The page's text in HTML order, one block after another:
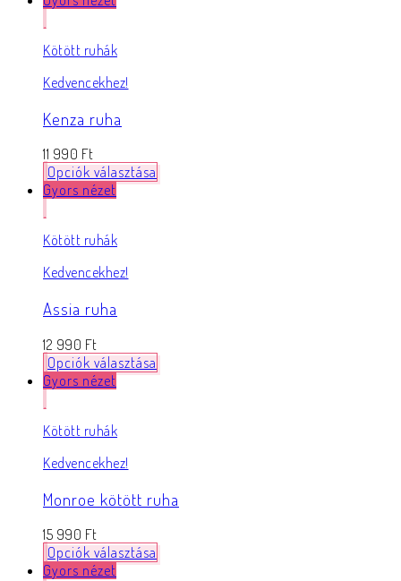
Kötött ruhák
Kedvencekhez!
Kenza ruha
11 990 Ft
Opciók választása
Gyors nézet
Kötött ruhák
Kedvencekhez!
Assia ruha
12 990 Ft
Opciók választása
Gyors nézet
Kötött ruhák
Kedvencekhez!
Monroe kötött ruha
15 990 Ft
Opciók választása
Gyors nézet